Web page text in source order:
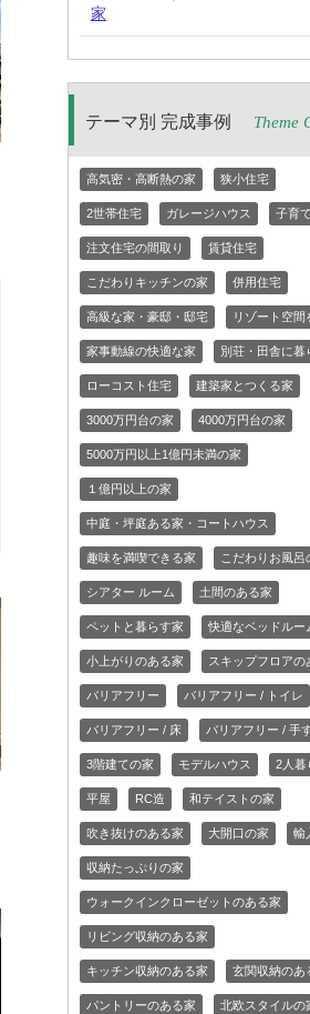
家
テーマ別 完成事例 Theme
高気密・高断熱の家 狭小住宅
2世帯住宅 ガレージハウス 子育
注文住宅の間取り 賃貸住宅
こだわりキッチンの家 併用住宅
高級な家・豪邸・邸宅 リゾート空間
家事動線の快適な家 別荘・田舎に暮
ローコスト住宅 建築家とつくる家
3000万円台の家 4000万円台の家
5000万円以上1億円未満の家
１億円以上の家
中庭・坪庭ある家・コートハウス
趣味を満喫できる家 こだわりお風呂
シアター ルーム 土間のある家
ペットと暮らす家 快適なベッドルー
小上がりのある家 スキップフロアの
バリアフリー バリアフリー / トイレ
バリアフリー / 床 バリアフリー / 手
3階建ての家 モデルハウス 2人暮
平屋 RC造 和テイストの家
吹き抜けのある家 大開口の家 輸
収納たっぷりの家
ウォークインクローゼットのある家
リビング収納のある家
キッチン収納のある家 玄関収納のあ
パントリーのある家 北欧スタイルの